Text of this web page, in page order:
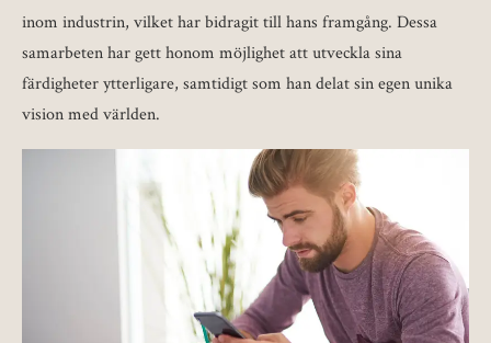
inom industrin, vilket har bidragit till hans framgång. Dessa
samarbeten har gett honom möjlighet att utveckla sina
färdigheter ytterligare, samtidigt som han delat sin egen unika
vision med världen.